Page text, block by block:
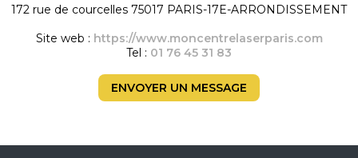
172 rue de courcelles 75017 PARIS-17E-ARRONDISSEMENT
Site web : https://www.moncentrelaserparis.com
Tel : 01 76 45 31 83
ENVOYER UN MESSAGE